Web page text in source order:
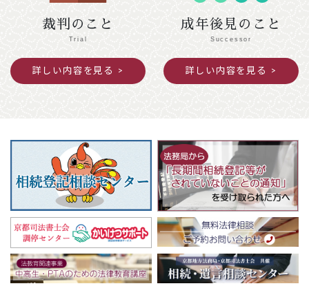
裁判のこと
Trial
詳しい内容を見る
成年後見のこと
Successor
詳しい内容を見る